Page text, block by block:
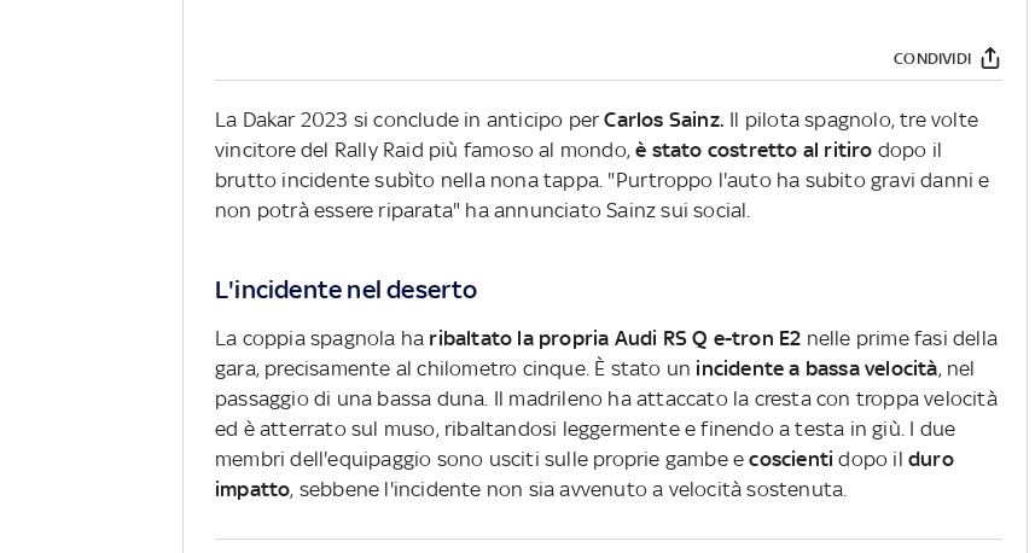
CONDIVIDI
La Dakar 2023 si conclude in anticipo per Carlos Sainz. Il pilota spagnolo, tre volte
vincitore del Rally Raid più famoso al mondo, è stato costretto al ritiro dopo il
brutto incidente subìto nella nona tappa. "Purtroppo l'auto ha subito gravi danni e
non potrà essere riparata" ha annunciato Sainz sui social.
L'incidente nel deserto
La coppia spagnola ha ribaltato la propria Audi RS Q e-tron E2 nelle prime fasi della
gara, precisamente al chilometro cinque. È stato un incidente a bassa velocità, nel
passaggio di una bassa duna. Il madrileno ha attaccato la cresta con troppa velocità
ed è atterrato sul muso, ribaltandosi leggermente e finendo a testa in giù. I due
membri dell'equipaggio sono usciti sulle proprie gambe ecoscientidopo ilduro
impatto, sebbene l'incidente non sia avvenuto a velocità sostenuta.